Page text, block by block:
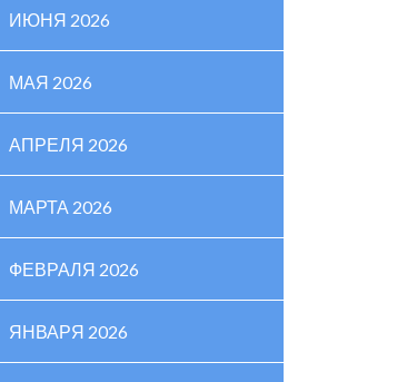
ИЮНЯ 2026
МАЯ 2026
АПРЕЛЯ 2026
МАРТА 2026
ФЕВРАЛЯ 2026
ЯНВАРЯ 2026